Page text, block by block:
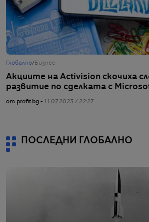
Глобално/ Бизнес
Акциите на Activision скочиха
развитие по сделката с
от profit.bg - 11.07.2023 / 22:27
ПОСЛЕДНИ ГЛОБАЛНО